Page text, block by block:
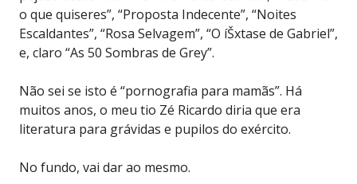
o que quiseres”, “Proposta Indecente”, “Noites
Escaldantes”, “Rosa Selvagem”, “O íŠxtase de Gabriel”,
e, claro “As 50 Sombras de Grey”.
Não sei se isto é “pornografia para mamãs”. Há
muitos anos, o meu tio Zé Ricardo diria que era
literatura para grávidas e pupilos do exército.
No fundo, vai dar ao mesmo.